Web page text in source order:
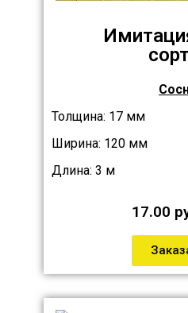
Толщина: 17 мм
Ширина: 120 мм
Длина: 3 м
17.00